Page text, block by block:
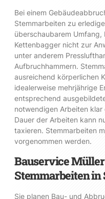
Bei einem
Stemmarbeiten zu
überschaubarem Umfang,
Kettenbagger nicht zur
unter anderem
Aufbruchhammern.
ausreichend körperlichen
idealerweise mehrjährige
entsprechend
notwendigen Arbeiten
Dauer der Arbeiten kann
taxieren. Stemmarbeiten
vorgenommen werden.
Bauservice
Stemmarbeiten in
Sie planen Bau- und